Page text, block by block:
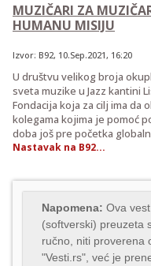
MUZIČARI ZA
HUMANU MISIJU
Izvor: B92, 10.Sep.2021 , 16:20
U društvu velikog broja
sveta muzike u Jazz kantini
Fondacija koja za cilj ima da
kolegama kojima je pomoć
doba još pre početka
Nastavak na B92...
Napomena: Ova
(softverski) preuzeta
ručno, niti proverena
"Vesti.rs", već je